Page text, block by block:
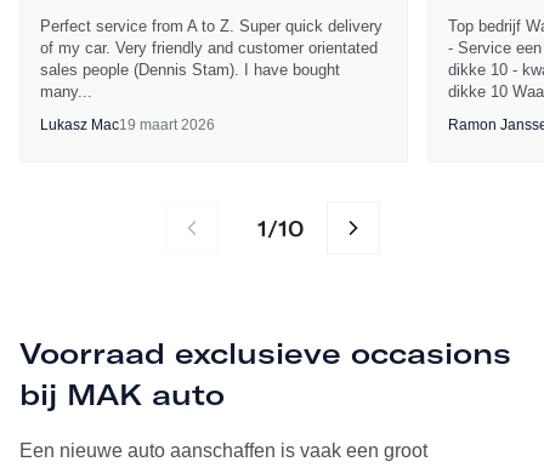
Perfect service from A to Z. Super quick delivery
of my car. Very friendly and customer orientated
sales people (Dennis Stam). I have bought
many...
Lukasz Mac19 maart 2026
Top bedrijf
- Service
dikke 10 -
dikke 10
Ramon
1/10
Voorraad exclusieve occasions
bij MAK auto
Een nieuwe auto aanschaffen is vaak een groot